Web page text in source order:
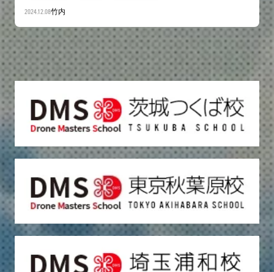
2024.12.08竹内